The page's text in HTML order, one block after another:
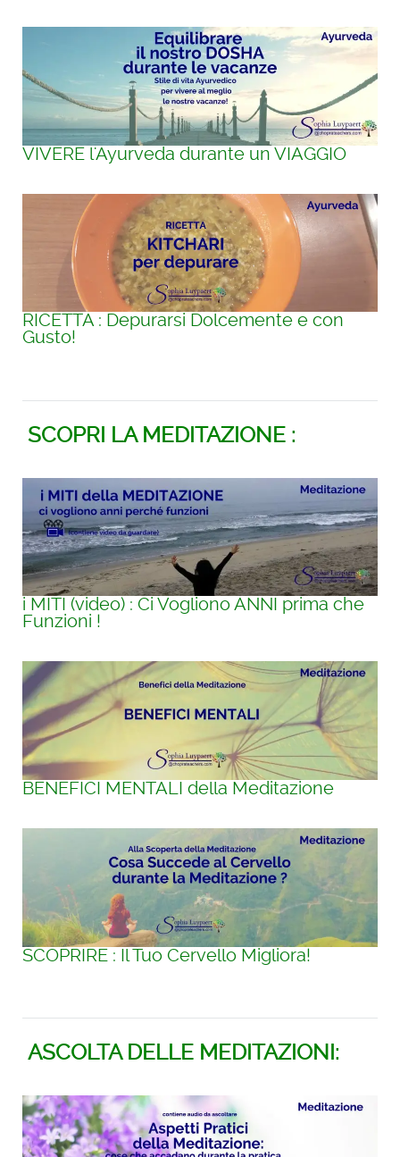
VIVERE l'Ayurveda durante un VIAGGIO
RICETTA : Depurarsi Dolcemente e con
Gusto!
SCOPRI LA MEDITAZIONE :
i MITI (video) : Ci Vogliono ANNI prima che
Funzioni !
BENEFICI MENTALI della Meditazione
SCOPRIRE : Il Tuo Cervello Migliora!
ASCOLTA DELLE MEDITAZIONI: